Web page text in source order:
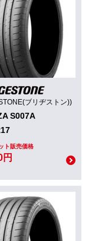
ブリヂストン))
S007A
ト販売価格